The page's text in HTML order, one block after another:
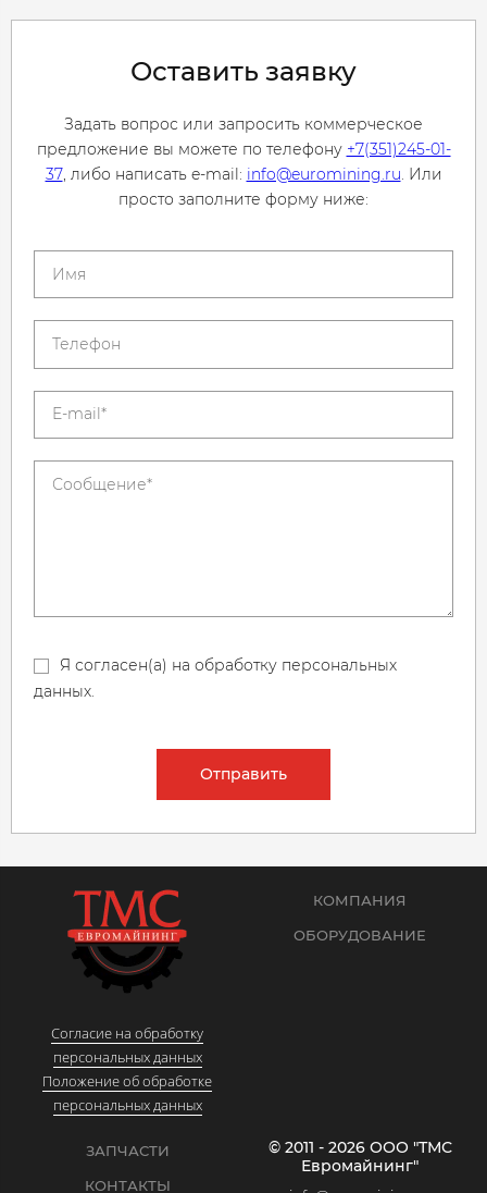
Оставить заявку
Задать вопрос или запросить коммерческое
предложение вы можете по телефону +7(351)245-01-
37, либо написать e-mail: info@euromining.ru. Или
просто заполните форму ниже:
Я согласен(а) на обработку персональных
данных.
Отправить
Согласие на обработку
персональных данных
Положение об обработке
персональных данных
КОМПАНИЯ
ОБОРУДОВАНИЕ
ЗАПЧАСТИ
КОНТАКТЫ
© 2011 - 2026 ООО "ТМС
Евромайнинг"